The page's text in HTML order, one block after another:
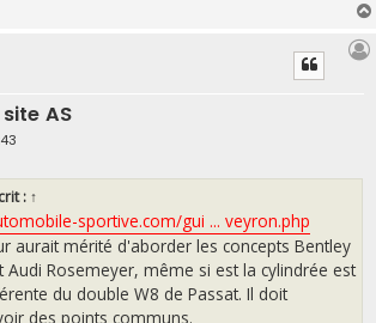
AS
: ↑
sportive.com/gui ... veyron.php
aurait mérité d'aborder les concepts Bentley
Audi Rosemeyer, même si est la cylindrée est
du double W8 de Passat. Il doit
des points communs.